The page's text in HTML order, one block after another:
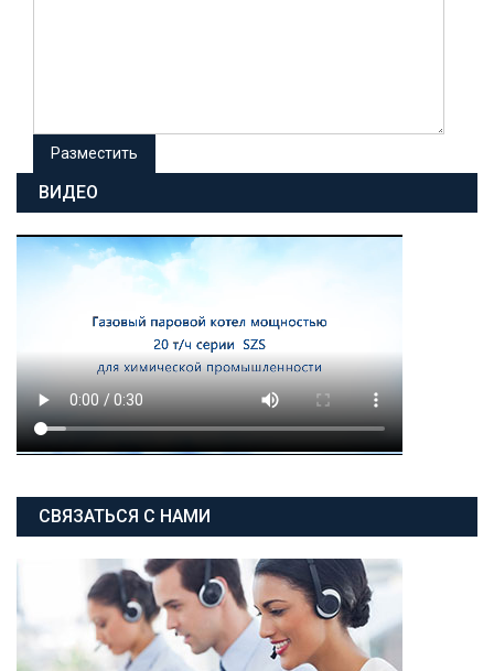
ВИДЕО
СВЯЗАТЬСЯ С НАМИ